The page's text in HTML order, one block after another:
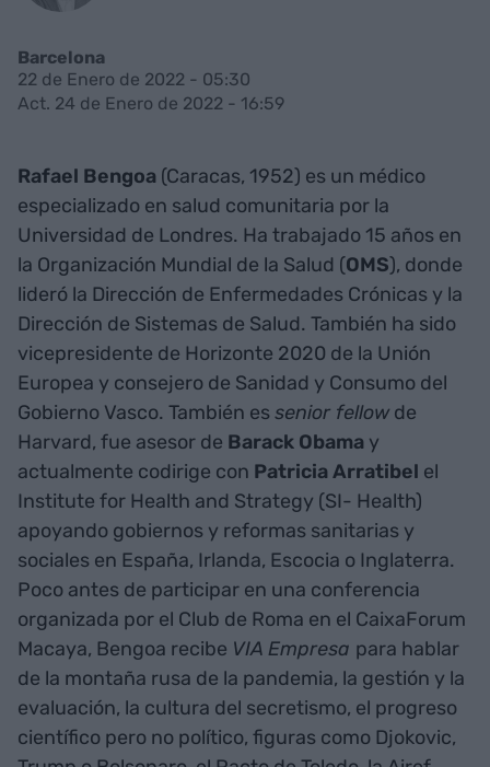
Barcelona
22 de Enero de 2022 - 05:30
Act. 24 de Enero de 2022 - 16:59
Rafael Bengoa (Caracas, 1952) es un médico
especializado en salud comunitaria por la
Universidad de Londres. Ha trabajado 15 años en
la Organización Mundial de la Salud (OMS), donde
lideró la Dirección de Enfermedades Crónicas y la
Dirección de Sistemas de Salud. También ha sido
vicepresidente de Horizonte 2020 de la Unión
Europea y consejero de Sanidad y Consumo del
Gobierno Vasco. También essenior fellow de
Harvard, fue asesor de Barack Obama y
actualmente codirige con Patricia Arratibel el
Institute for Health and Strategy (SI- Health)
apoyando gobiernos y reformas sanitarias y
sociales en España, Irlanda, Escocia o Inglaterra.
Poco antes de participar en una conferencia
organizada por el Club de Roma en el CaixaForum
Macaya, Bengoa recibe VIA Empresa para hablar
de la montaña rusa de la pandemia, la gestión y la
evaluación, la cultura del secretismo, el progreso
científico pero no político, figuras como Djokovic,